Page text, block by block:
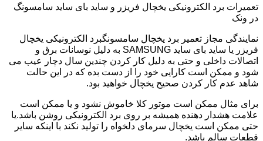
تعمیرات برد الکترونیکی یخچال فریزر و ساید بای ساید سامسونگ
در ونک
نمایندگی مجاز تعمیر برد یخچال سامسونگبرد الکترونیکی یخچال
فریزر یا ساید بای ساید SAMSUNG به دلیل نوسانات برق و
اتصالات داخلی و حتی به دلیل کار کردن چندین سال دچار عیب می
شود و ممکن است کارایی خود را از دست بده که در این حالت
شاهد عدم کار کردن صحیح یخچال خواهید بود.
برای مثال ممکن است موتور کلا خاموش نشود و یا ممکن است
علامت هشدار دهنده همیشه بر روی برد الکترونیکی روشن باشد.یا
حتی ممکن است یخچال سرمای دلخواه را تولید نکند با اینکه سایر
قطعات سالم باشد.